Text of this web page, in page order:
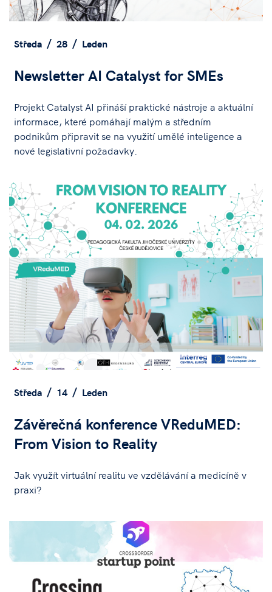
Středa 28 Leden
Newsletter AI Catalyst for SMEs
Projekt Catalyst AI přináší praktické nástroje a aktuální
informace, které pomáhají malým a středním
podnikům připravit se na využití umělé inteligence a
nové legislativní požadavky.
Středa 14 Leden
Závěrečná konference VReduMED:
From Vision to Reality
Jak využít virtuální realitu ve vzdělávání a medicíně v
praxi?